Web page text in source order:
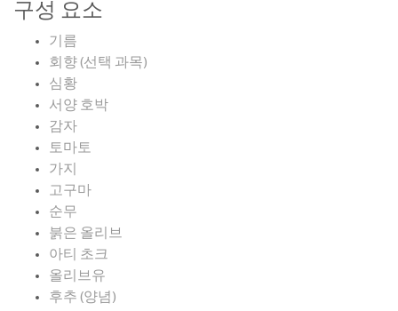
구성 요소
기름
회향 (선택 과목)
심황
서양 호박
감자
토마토
가지
고구마
순무
붉은 올리브
아티 초크
올리브유
후추 (양념)